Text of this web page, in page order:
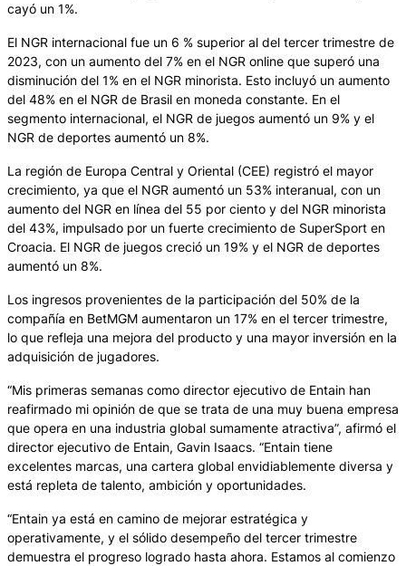
cayó un 1%.
El NGR internacional fue un 6 % superior al del tercer trimestre de
2023, con un aumento del 7% en el NGR online que superó una
disminución del 1% en el NGR minorista. Esto incluyó un aumento
del 48% en el NGR de Brasil en moneda constante. En el
segmento internacional, el NGR de juegos aumentó un 9% y el
NGR de deportes aumentó un 8%.
La región de Europa Central y Oriental (CEE) registró el mayor
crecimiento, ya que el NGR aumentó un 53% interanual, con un
aumento del NGR en línea del 55 por ciento y del NGR minorista
del 43%, impulsado por un fuerte crecimiento de SuperSport en
Croacia. El NGR de juegos creció un 19% y el NGR de deportes
aumentó un 8%.
Los ingresos provenientes de la participación del 50% de la
compañía en BetMGM aumentaron un 17% en el tercer trimestre,
lo que refleja una mejora del producto y una mayor inversión en la
adquisición de jugadores.
“Mis primeras semanas como director ejecutivo de Entain han
reafirmado mi opinión de que se trata de una muy buena empresa
que opera en una industria global sumamente atractiva”, afirmó el
director ejecutivo de Entain, Gavin Isaacs. “Entain tiene
excelentes marcas, una cartera global envidiablemente diversa y
está repleta de talento, ambición y oportunidades.
“Entain ya está en camino de mejorar estratégica y
operativamente, y el sólido desempeño del tercer trimestre
demuestra el progreso logrado hasta ahora. Estamos al comienzo